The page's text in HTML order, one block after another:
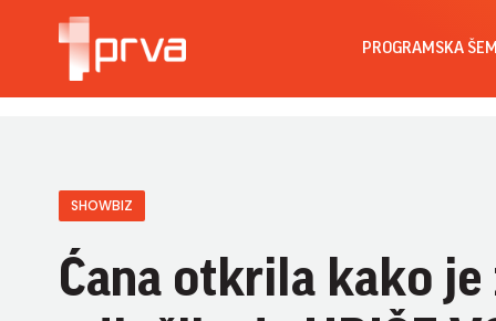
PROGRAMSKA
SHOWBIZ
Ćana otkrila kako je